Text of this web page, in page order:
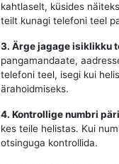
kahtlaselt, küsides
teilt kunagi telefoni teel
3. Ärge jagage isiklikku
pangamandaate,
telefoni teel, isegi kui
ärahoidmiseks.
4. Kontrollige numbri
kes teile helistas. Kui
otsinguga kontrollida.